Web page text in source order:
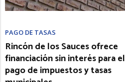
PAGO DE TASAS
Rincón de los Sauces ofrece
financiación sin interés para el
pago de impuestos y tasas